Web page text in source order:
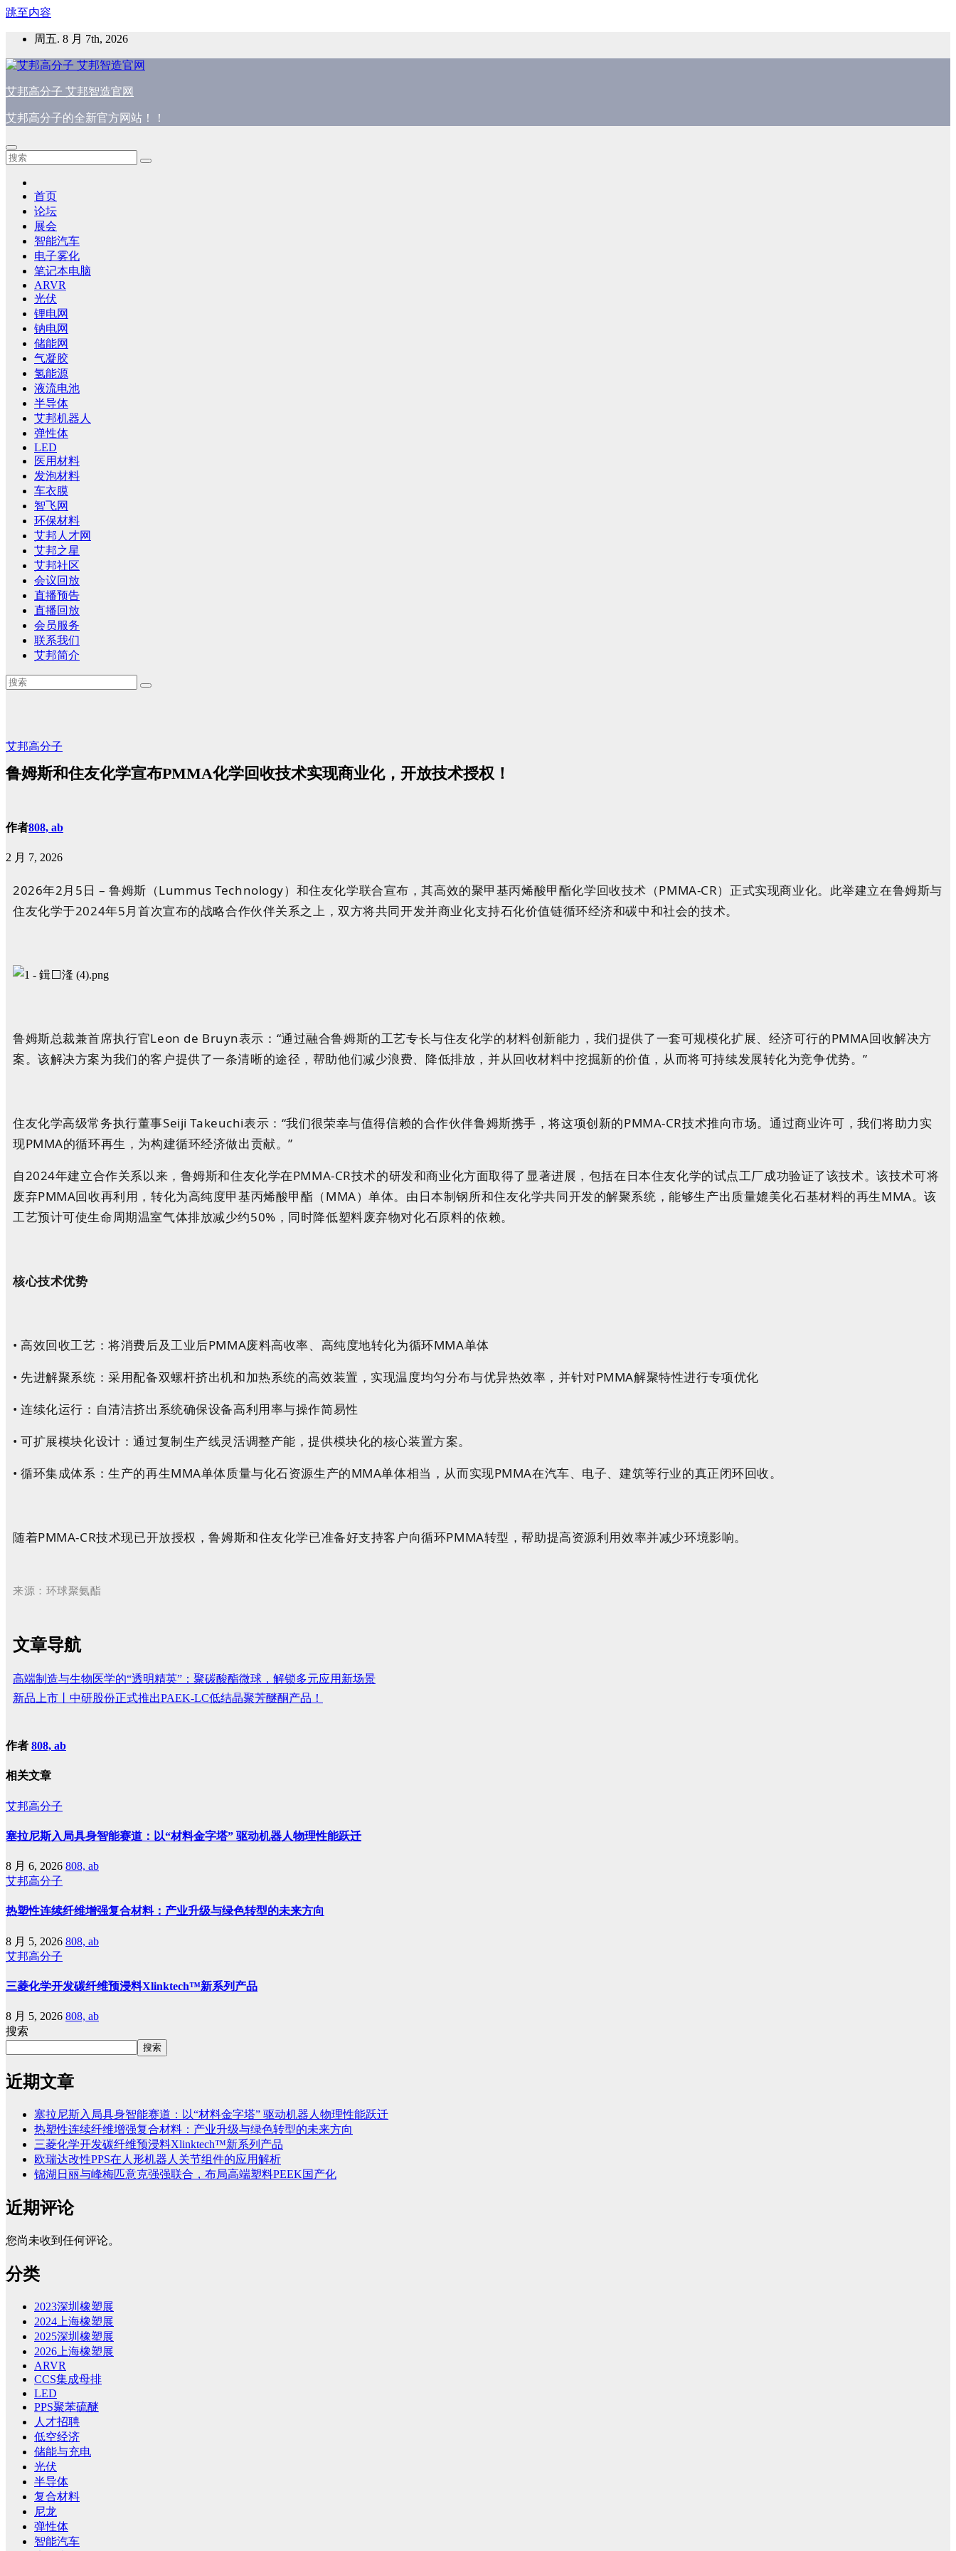
跳至内容
周五. 8 月 7th, 2026
艾邦高分子 艾邦智造官网
艾邦高分子的全新官方网站！！
首页
论坛
展会
智能汽车
电子雾化
笔记本电脑
ARVR
光伏
锂电网
钠电网
储能网
气凝胶
氢能源
液流电池
半导体
艾邦机器人
弹性体
LED
医用材料
发泡材料
车衣膜
智飞网
环保材料
艾邦人才网
艾邦之星
艾邦社区
会议回放
直播预告
直播回放
会员服务
联系我们
艾邦简介
艾邦高分子
鲁姆斯和住友化学宣布PMMA化学回收技术实现商业化，开放技术授权！
作者808, ab
2 月 7, 2026
2026年2月5日 – 鲁姆斯（Lummus Technology）和住友化学联合宣布，其高效的聚甲基丙烯酸甲酯化学回收技术（PMMA-CR）正式实现商业化。此举建立在鲁姆斯与
住友化学于2024年5月首次宣布的战略合作伙伴关系之上，双方将共同开发并商业化支持石化价值链循环经济和碳中和社会的技术。
鲁姆斯总裁兼首席执行官Leon de Bruyn表示：“通过融合鲁姆斯的工艺专长与住友化学的材料创新能力，我们提供了一套可规模化扩展、经济可行的PMMA回收解决方
案。该解决方案为我们的客户提供了一条清晰的途径，帮助他们减少浪费、降低排放，并从回收材料中挖掘新的价值，从而将可持续发展转化为竞争优势。”
住友化学高级常务执行董事Seiji Takeuchi表示：“我们很荣幸与值得信赖的合作伙伴鲁姆斯携手，将这项创新的PMMA-CR技术推向市场。通过商业许可，我们将助力实
现PMMA的循环再生，为构建循环经济做出贡献。”
自2024年建立合作关系以来，鲁姆斯和住友化学在PMMA-CR技术的研发和商业化方面取得了显著进展，包括在日本住友化学的试点工厂成功验证了该技术。该技术可将
废弃PMMA回收再利用，转化为高纯度甲基丙烯酸甲酯（MMA）单体。由日本制钢所和住友化学共同开发的解聚系统，能够生产出质量媲美化石基材料的再生MMA。该
工艺预计可使生命周期温室气体排放减少约50%，同时降低塑料废弃物对化石原料的依赖。
核心技术优势
• 高效回收工艺：将消费后及工业后PMMA废料高收率、高纯度地转化为循环MMA单体
• 先进解聚系统：采用配备双螺杆挤出机和加热系统的高效装置，实现温度均匀分布与优异热效率，并针对PMMA解聚特性进行专项优化
• 连续化运行：自清洁挤出系统确保设备高利用率与操作简易性
• 可扩展模块化设计：通过复制生产线灵活调整产能，提供模块化的核心装置方案。
• 循环集成体系：生产的再生MMA单体质量与化石资源生产的MMA单体相当，从而实现PMMA在汽车、电子、建筑等行业的真正闭环回收。
随着PMMA-CR技术现已开放授权，鲁姆斯和住友化学已准备好支持客户向循环PMMA转型，帮助提高资源利用效率并减少环境影响。
来源：环球聚氨酯
文章导航
高端制造与生物医学的“透明精英”：聚碳酸酯微球，解锁多元应用新场景
新品上市丨中研股份正式推出PAEK-LC低结晶聚芳醚酮产品！
作者 808, ab
相关文章
艾邦高分子
塞拉尼斯入局具身智能赛道：以“材料金字塔” 驱动机器人物理性能跃迁
8 月 6, 2026 808, ab
艾邦高分子
热塑性连续纤维增强复合材料：产业升级与绿色转型的未来方向
8 月 5, 2026 808, ab
艾邦高分子
三菱化学开发碳纤维预浸料Xlinktech™新系列产品
8 月 5, 2026 808, ab
搜索
搜索
近期文章
塞拉尼斯入局具身智能赛道：以“材料金字塔” 驱动机器人物理性能跃迁
热塑性连续纤维增强复合材料：产业升级与绿色转型的未来方向
三菱化学开发碳纤维预浸料Xlinktech™新系列产品
欧瑞达改性PPS在人形机器人关节组件的应用解析
锦湖日丽与峰梅匹意克强强联合，布局高端塑料PEEK国产化
近期评论
您尚未收到任何评论。
分类
2023深圳橡塑展
2024上海橡塑展
2025深圳橡塑展
2026上海橡塑展
ARVR
CCS集成母排
LED
PPS聚苯硫醚
人才招聘
低空经济
储能与充电
光伏
半导体
复合材料
尼龙
弹性体
智能汽车